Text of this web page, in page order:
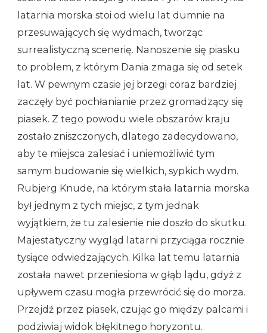
latarnia morska stoi od wielu lat dumnie na
przesuwających się wydmach, tworząc
surrealistyczną scenerię. Nanoszenie się piasku
to problem, z którym Dania zmaga się od setek
lat. W pewnym czasie jej brzegi coraz bardziej
zaczęły być pochłanianie przez gromadzący się
piasek. Z tego powodu wiele obszarów kraju
zostało zniszczonych, dlatego zadecydowano,
aby te miejsca zalesiać i uniemożliwić tym
samym budowanie się wielkich, sypkich wydm.
Rubjerg Knude, na którym stała latarnia morska
był jednym z tych miejsc, z tym jednak
wyjątkiem, że tu zalesienie nie doszło do skutku.
Majestatyczny wygląd latarni przyciąga rocznie
tysiące odwiedzających. Kilka lat temu latarnia
została nawet przeniesiona w głąb lądu, gdyż z
upływem czasu mogła przewrócić się do morza.
Przejdź przez piasek, czując go między palcami i
podziwiaj widok błękitnego horyzontu.